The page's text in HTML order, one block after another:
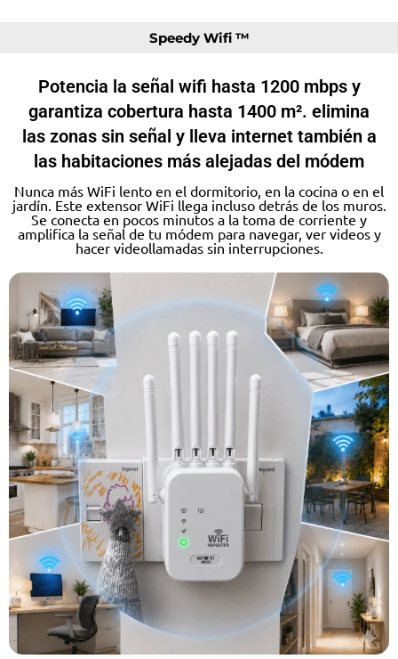
Speedy Wifi ™
Potencia la señal wifi hasta 1200 mbps y
garantiza cobertura hasta 1400 m². elimina
las zonas sin señal y lleva internet también a
las habitaciones más alejadas del módem
Nunca más WiFi lento en el dormitorio, en la cocina o en el
jardín. Este extensor WiFi llega incluso detrás de los muros.
Se conecta en pocos minutos a la toma de corriente y
amplifica la señal de tu módem para navegar, ver videos y
hacer videollamadas sin interrupciones.